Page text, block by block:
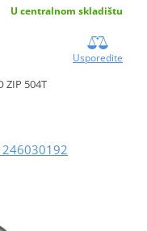
U centralnom skladištu
Usporedite
ZIP 504T
246030192